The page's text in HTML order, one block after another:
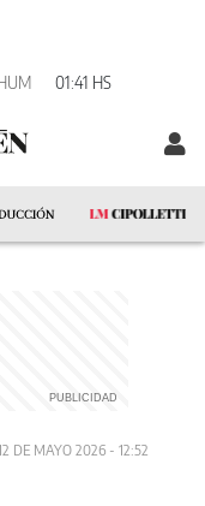
01:41 HS
DE MAYO 2026 - 12:52